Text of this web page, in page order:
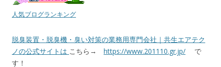
人気ブログランキング
脱臭装置・脱臭機・臭い対策の業務用専門会社｜共生エアテク
ノの公式サイトは こちら→ https://www.201110.gr.jp/ で
す！